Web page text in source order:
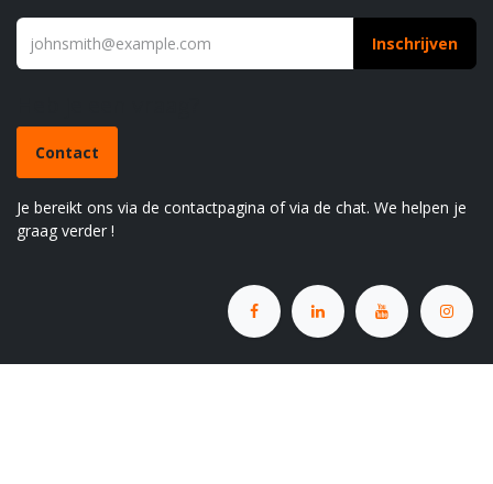
Inschrijven
Contact
Je bereikt ons via de contactpagina of via de chat. We helpen je
graag verder !